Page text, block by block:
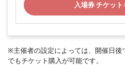
入場券 チケッ
※主催者の設定によっては、開催日後
でもチケット購入が可能です。